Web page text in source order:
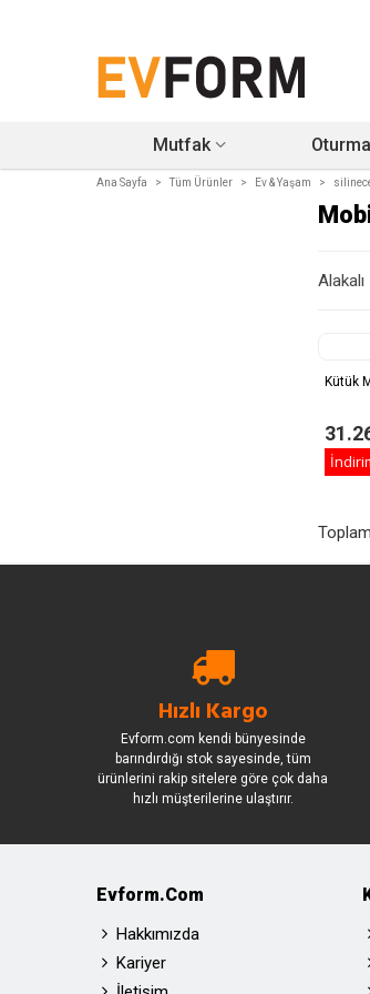
Mutfak
Ana Sayfa > Tüm Ürünler > Ev & Yaşam >
Alakalı
Kütük
Hızlı Kargo
Evform.com kendi bünyesinde
barındırdığı stok sayesinde, tüm
ürünlerini rakip sitelere göre çok daha
hızlı müşterilerine ulaştırır.
Evform.com
Hakkımızda
Kariyer